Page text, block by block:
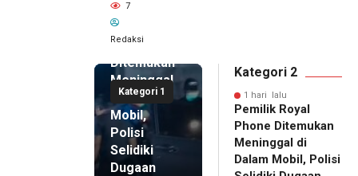
7
Redaksi
Kategori 1
Pemilik
Royal
Phone
Ditemukan
Meninggal
di Dalam
Mobil,
Polisi
Selidiki
Dugaan
Kategori 2
1 hari lalu
Pemilik Royal
Phone Ditemukan
Meninggal di
Dalam Mobil, Polisi